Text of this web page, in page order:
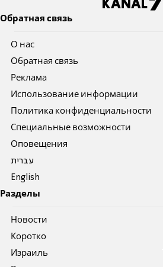
Обратная связь
О нас
Обратная связь
Реклама
Использование информации
Политика конфиденциальности
Специальные возможности
Оповещения
עברית
English
Разделы
Новости
Коротко
Израиль